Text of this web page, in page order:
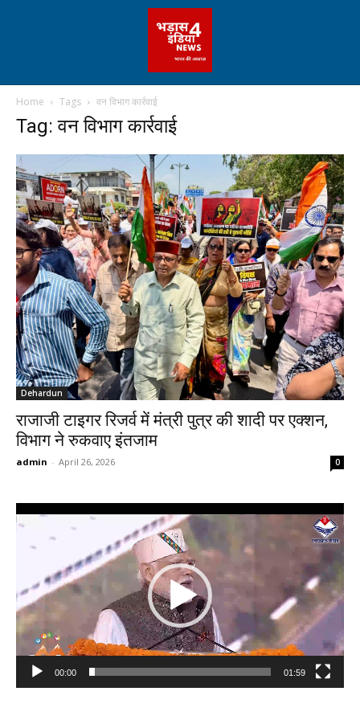
Home Tags वन विभाग कार्रवाई
Tag: वन विभाग कार्रवाई
Dehardun
राजाजी टाइगर रिजर्व में मंत्री पुत्र की शादी पर एक्शन,
विभाग ने रुकवाए इंतजाम
admin - April 26, 2026 0
Video
Player
00:00 01:59